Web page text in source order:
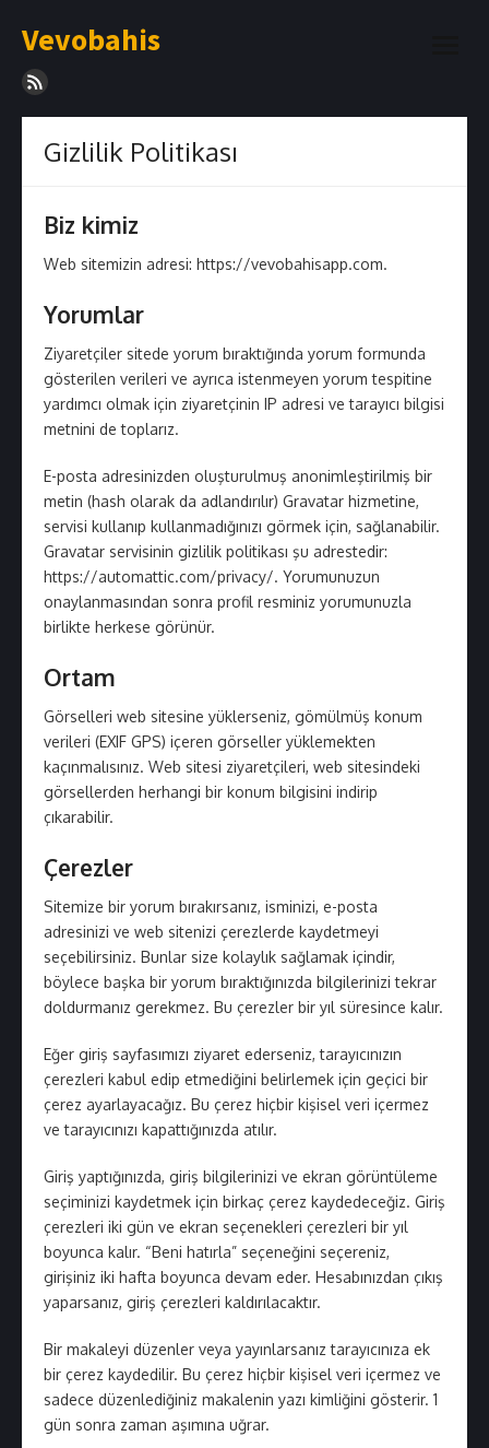
to
Vevobahis
Gizlilik Politikası
Biz kimiz
Web sitemizin adresi: https://vevobahisapp.com.
Yorumlar
Ziyaretçiler sitede yorum bıraktığında yorum formunda
gösterilen verileri ve ayrıca istenmeyen yorum tespitine
yardımcı olmak için ziyaretçinin IP adresi ve tarayıcı bilgisi
metnini de toplarız.
E-posta adresinizden oluşturulmuş anonimleştirilmiş bir
metin (hash olarak da adlandırılır) Gravatar hizmetine,
servisi kullanıp kullanmadığınızı görmek için, sağlanabilir.
Gravatar servisinin gizlilik politikası şu adrestedir:
https://automattic.com/privacy/. Yorumunuzun
onaylanmasından sonra profil resminiz yorumunuzla
birlikte herkese görünür.
Ortam
Görselleri web sitesine yüklerseniz, gömülmüş konum
verileri (EXIF GPS) içeren görseller yüklemekten
kaçınmalısınız. Web sitesi ziyaretçileri, web sitesindeki
görsellerden herhangi bir konum bilgisini indirip
çıkarabilir.
Çerezler
Sitemize bir yorum bırakırsanız, isminizi, e-posta
adresinizi ve web sitenizi çerezlerde kaydetmeyi
seçebilirsiniz. Bunlar size kolaylık sağlamak içindir,
böylece başka bir yorum bıraktığınızda bilgilerinizi tekrar
doldurmanız gerekmez. Bu çerezler bir yıl süresince kalır.
Eğer giriş sayfasımızı ziyaret ederseniz, tarayıcınızın
çerezleri kabul edip etmediğini belirlemek için geçici bir
çerez ayarlayacağız. Bu çerez hiçbir kişisel veri içermez
ve tarayıcınızı kapattığınızda atılır.
Giriş yaptığınızda, giriş bilgilerinizi ve ekran görüntüleme
seçiminizi kaydetmek için birkaç çerez kaydedeceğiz. Giriş
çerezleri iki gün ve ekran seçenekleri çerezleri bir yıl
boyunca kalır. “Beni hatırla” seçeneğini seçereniz,
girişiniz iki hafta boyunca devam eder. Hesabınızdan çıkış
yaparsanız, giriş çerezleri kaldırılacaktır.
Bir makaleyi düzenler veya yayınlarsanız tarayıcınıza ek
bir çerez kaydedilir. Bu çerez hiçbir kişisel veri içermez ve
sadece düzenlediğiniz makalenin yazı kimliğini gösterir. 1
gün sonra zaman aşımına uğrar.